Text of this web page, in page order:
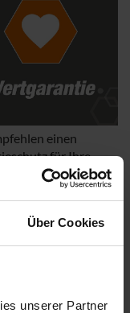
Über Cookies
unserer Partner
einen
für Ihre
zu Wertgarantie